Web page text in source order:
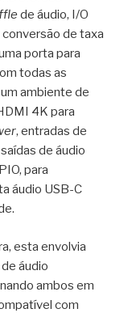
de áudio, I/O
de taxa
porta para
todas as
ambiente de
4K para
, entradas de
de áudio
para
áudio USB-C
esta envolvia
de áudio
ambos em
com